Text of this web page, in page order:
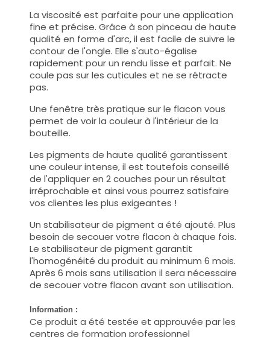
La viscosité est parfaite pour une application
fine et précise. Grâce à son pinceau de haute
qualité en forme d'arc, il est facile de suivre le
contour de l'ongle. Elle s'auto-égalise
rapidement pour un rendu lisse et parfait. Ne
coule pas sur les cuticules et ne se rétracte
pas.
Une fenêtre très pratique sur le flacon vous
permet de voir la couleur à l'intérieur de la
bouteille.
Les pigments de haute qualité garantissent
une couleur intense, il est toutefois conseillé
de l'appliquer en 2 couches pour un résultat
irréprochable et ainsi vous pourrez satisfaire
vos clientes les plus exigeantes !
Un stabilisateur de pigment a été ajouté. Plus
besoin de secouer votre flacon à chaque fois.
Le stabilisateur de pigment garantit
l'homogénéité du produit au minimum 6 mois.
Après 6 mois sans utilisation il sera nécessaire
de secouer votre flacon avant son utilisation.
Information :
Ce produit a été testée et approuvée par les
centres de formation professionnel